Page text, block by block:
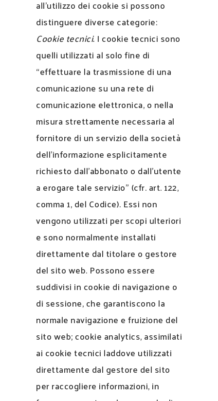
all’utilizzo dei cookie si possono
distinguere diverse categorie:
Cookie tecnici. I cookie tecnici sono
quelli utilizzati al solo fine di
“effettuare la trasmissione di una
comunicazione su una rete di
comunicazione elettronica, o nella
misura strettamente necessaria al
fornitore di un servizio della società
dell’informazione esplicitamente
richiesto dall’abbonato o dall’utente
a erogare tale servizio” (cfr. art. 122,
comma 1, del Codice). Essi non
vengono utilizzati per scopi ulteriori
e sono normalmente installati
direttamente dal titolare o gestore
del sito web. Possono essere
suddivisi in cookie di navigazione o
di sessione, che garantiscono la
normale navigazione e fruizione del
sito web; cookie analytics, assimilati
ai cookie tecnici laddove utilizzati
direttamente dal gestore del sito
per raccogliere informazioni, in